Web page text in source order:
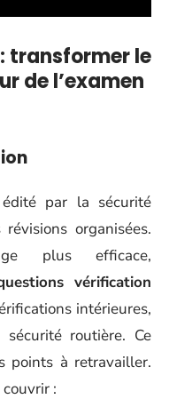
transformer le
de l’examen
par la sécurité
organisées.
plus efficace,
vérification
intérieures,
sécurité routière. Ce
points à retravailler.
: